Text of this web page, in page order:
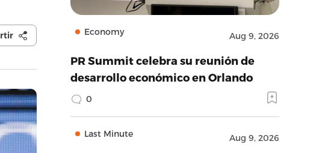
Economy Aug 9, 2026
PR Summit celebra su reunión de
desarrollo económico en Orlando
0
Last Minute Aug 9, 2026